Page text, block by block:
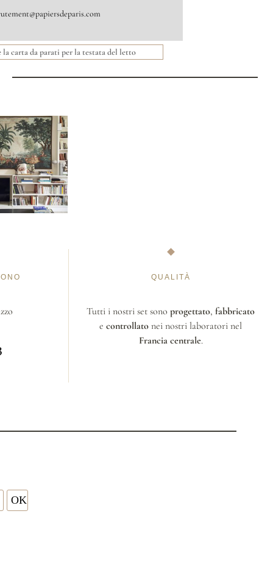
la carta da parati per la testata del letto
QUALITÀ
Tutti i nostri set sonoprogettato,fabbricato
econtrollato nei nostri laboratori nel
Francia centrale.